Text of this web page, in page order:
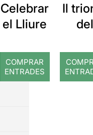
Celebrar
el Lliure
COMPRAR
ENTRADES
Il